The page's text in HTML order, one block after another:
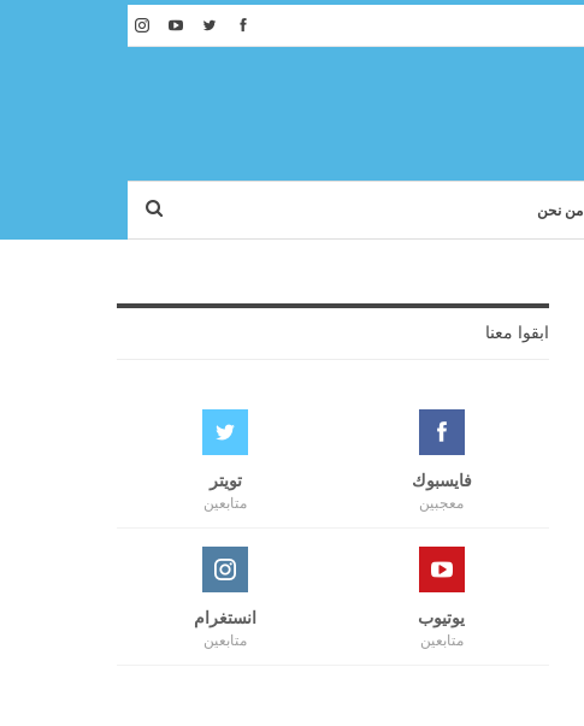
من نحن
ابقوا معنا
فايسبوك
معجبين
تويتر
متابعين
يوتيوب
متابعين
انستغرام
متابعين